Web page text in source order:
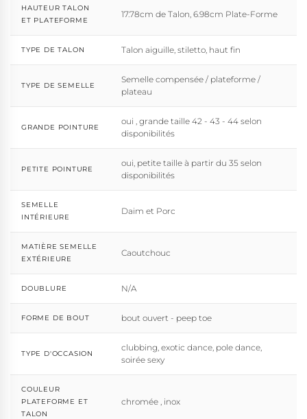
HAUTEUR TALON
ET PLATEFORME
17.78cm de Talon, 6.98cm Plate-Forme
TYPE DE TALON Talon aiguille, stiletto, haut fin
TYPE DE SEMELLE
Semelle compensée / plateforme /
plateau
GRANDE POINTURE
oui , grande taille 42 - 43 - 44 selon
disponibilités
PETITE POINTURE
oui, petite taille à partir du 35 selon
disponibilités
SEMELLE
INTÉRIEURE
Daim et Porc
MATIÈRE SEMELLE
EXTÉRIEURE
Caoutchouc
DOUBLURE N/A
FORME DE BOUT bout ouvert - peep toe
TYPE D'OCCASION
clubbing, exotic dance, pole dance,
soirée sexy
COULEUR
PLATEFORME ET
TALON
chromée , inox